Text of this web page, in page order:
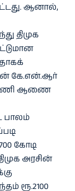
ஆனால்,
திமுக
கே.என்.ஆர்
பணி ஆணை
பாலம்
கோடி
அரசின்
ரூ.2100